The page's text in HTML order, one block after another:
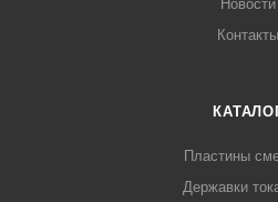
Новости
Контакты
Пластины
Державки